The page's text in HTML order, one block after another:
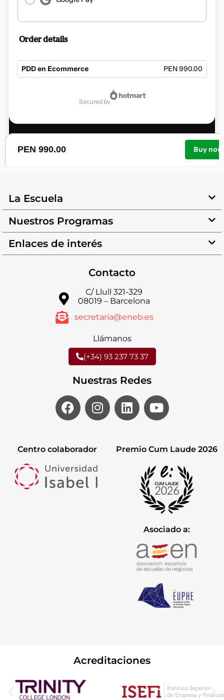
La Escuela
Nuestros Programas
Enlaces de interés
Contacto
C/ Llull 321-329
08019 – Barcelona
secretaria@eneb.es
Llámanos
(+34) 93 237 73 37
Nuestras Redes
Centro colaborador Premio Cum Laude 2026
Asociado a:
Acreditaciones